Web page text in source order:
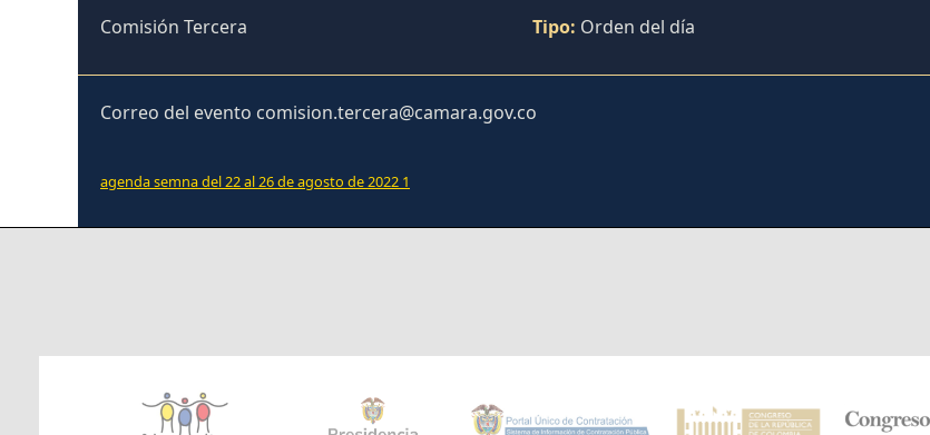
Comisión Tercera Tipo: Orden del día
Correo del evento comision.tercera@camara.gov.co
agenda semna del 22 al 26 de agosto de 2022 1